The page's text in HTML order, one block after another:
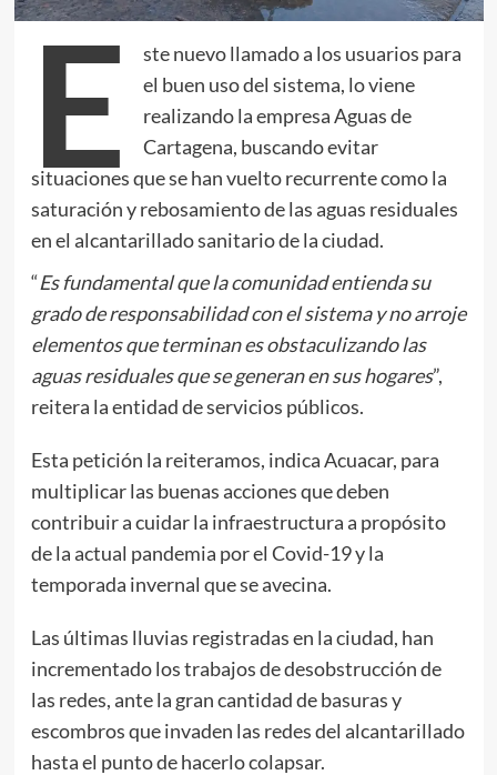
E
ste nuevo llamado a los usuarios para
el buen uso del sistema, lo viene
realizando la empresa Aguas de
Cartagena, buscando evitar
situaciones que se han vuelto recurrente como la
saturación y rebosamiento de las aguas residuales
en el alcantarillado sanitario de la ciudad.
“Es fundamental que la comunidad entienda su
grado de responsabilidad con el sistema y no arroje
elementos que terminan es obstaculizando las
aguas residuales que se generan en sus hogares”,
reitera la entidad de servicios públicos.
Esta petición la reiteramos, indica Acuacar, para
multiplicar las buenas acciones que deben
contribuir a cuidar la infraestructura a propósito
de la actual pandemia por el Covid-19 y la
temporada invernal que se avecina.
Las últimas lluvias registradas en la ciudad, han
incrementado los trabajos de desobstrucción de
las redes, ante la gran cantidad de basuras y
escombros que invaden las redes del alcantarillado
hasta el punto de hacerlo colapsar.